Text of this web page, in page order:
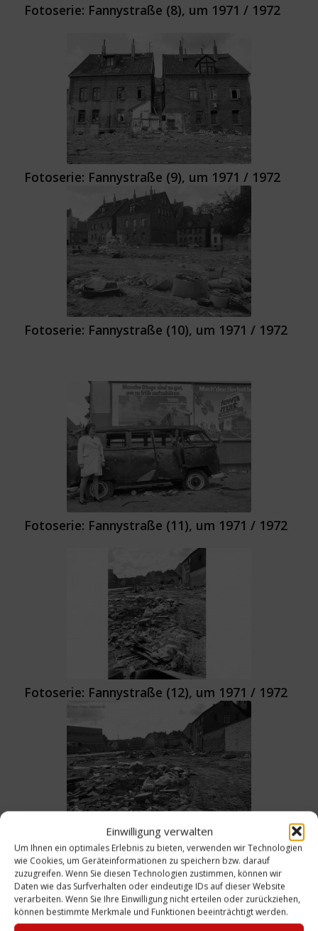
Einwilligung verwalten
Um Ihnen ein optimales Erlebnis zu bieten, verwenden wir Technologien
wie Cookies, um Geräteinformationen zu speichern bzw. darauf
zuzugreifen. Wenn Sie diesen Technologien zustimmen, können wir
Daten wie das Surfverhalten oder eindeutige IDs auf dieser Website
verarbeiten. Wenn Sie Ihre Einwilligung nicht erteilen oder zurückziehen,
können bestimmte Merkmale und Funktionen beeinträchtigt werden.
Fotoserie: Fannystraße (8), um 1971 / 1972
Fotoserie: Fannystraße (9), um 1971 / 1972
Fotoserie: Fannystraße (10), um 1971 / 1972
Fotoserie: Fannystraße (11), um 1971 / 1972
Fotoserie: Fannystraße (12), um 1971 / 1972
Fotoserie: Fannystraße (13), um 1971 / 1972